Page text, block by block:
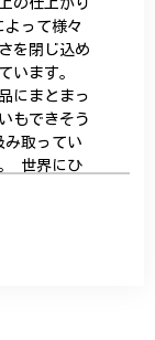
って様々
を閉じ込め
います。
にまとまっ
もできそう
み取ってい
世界にひ